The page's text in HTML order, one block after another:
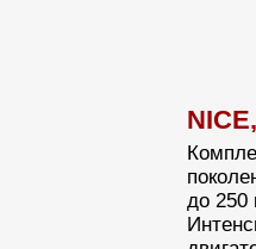
до 250